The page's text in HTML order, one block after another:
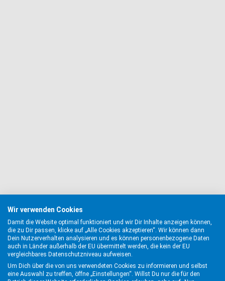
Wir verwenden Cookies
Damit die Website optimal funktioniert und wir Dir Inhalte anzeigen können,
die zu Dir passen, klicke auf „Alle Cookies akzeptieren“. Wir können dann
Dein Nutzerverhalten analysieren und es können personenbezogene Daten
auch in Länder außerhalb der EU übermittelt werden, die kein der EU
vergleichbares Datenschutzniveau aufweisen.
Um Dich über die von uns verwendeten Cookies zu informieren und selbst
eine Auswahl zu treffen, öffne „Einstellungen“. Willst Du nur die für den